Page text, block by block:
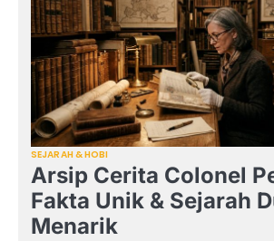
SEJARAH & HOBI
Arsip Cerita Colonel
Fakta Unik & Sejarah
Menarik